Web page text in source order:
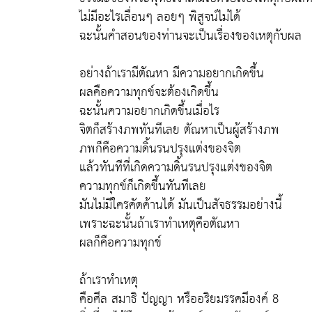
ไม่มีอะไรเลื่อนๆ ลอยๆ พิสูจน์ไม่ได้
ฉะนั้นคำสอนของท่านจะเป็นเรื่องของเหตุกับผล
อย่างถ้าเรามีตัณหา มีความอยากเกิดขึ้น
ผลคือความทุกข์จะต้องเกิดขึ้น
ฉะนั้นความอยากเกิดขึ้นเมื่อไร
จิตก็สร้างภพทันทีเลย ตัณหาเป็นผู้สร้างภพ
ภพก็คือความดิ้นรนปรุงแต่งของจิต
แล้วทันทีที่เกิดความดิ้นรนปรุงแต่งของจิต
ความทุกข์ก็เกิดขึ้นทันทีเลย
มันไม่มีใครคัดค้านได้ มันเป็นสัจธรรมอย่างนี้
เพราะฉะนั้นถ้าเราทำเหตุคือตัณหา
ผลก็คือความทุกข์
ถ้าเราทำเหตุ
คือศีล สมาธิ ปัญญา หรืออริยมรรคมีองค์ 8